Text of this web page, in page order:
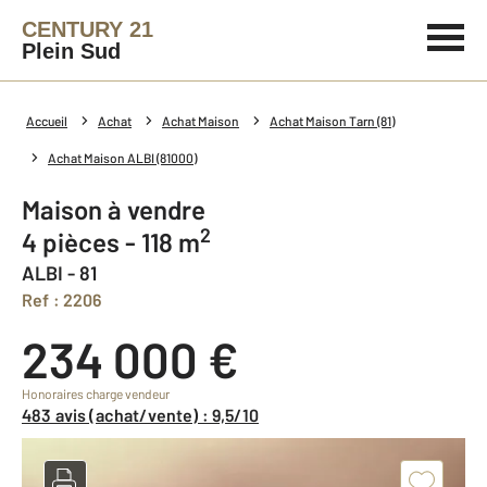
CENTURY 21
Plein Sud
Accueil Achat Achat Maison Achat Maison Tarn (81)
Achat Maison ALBI (81000)
Maison à vendre
4 pièces - 118 m2
ALBI - 81
Ref : 2206
234 000 €
Honoraires charge vendeur
483 avis (achat/vente) : 9,5/10